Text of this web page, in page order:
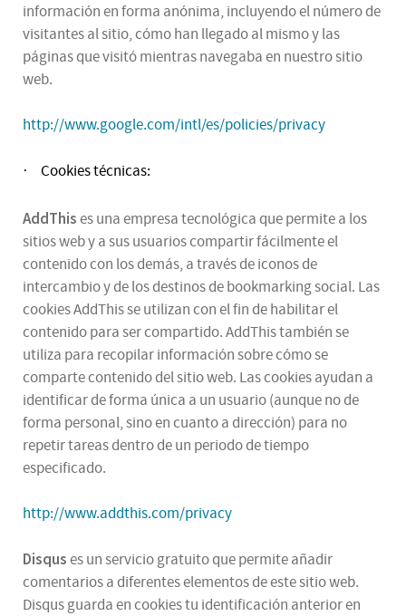
información en forma anónima, incluyendo el número de
visitantes al sitio, cómo han llegado al mismo y las
páginas que visitó mientras navegaba en nuestro sitio
web.
http://www.google.com/intl/es/policies/privacy
· Cookies técnicas:
AddThises una empresa tecnológica que permite a los
sitios web y a sus usuarios compartir fácilmente el
contenido con los demás, a través de iconos de
intercambio y de los destinos de bookmarking social. Las
cookies AddThis se utilizan con el fin de habilitar el
contenido para ser compartido. AddThis también se
utiliza para recopilar información sobre cómo se
comparte contenido del sitio web. Las cookies ayudan a
identificar de forma única a un usuario (aunque no de
forma personal, sino en cuanto a dirección) para no
repetir tareas dentro de un periodo de tiempo
especificado.
http://www.addthis.com/privacy
Disquses un servicio gratuito que permite añadir
comentarios a diferentes elementos de este sitio web.
Disqus guarda en cookies tu identificación anterior en